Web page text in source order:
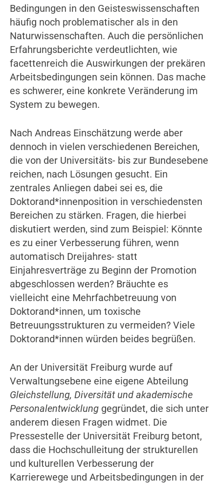
Bedingungen in den Geisteswissenschaften
häufig noch problematischer als in den
Naturwissenschaften. Auch die persönlichen
Erfahrungsberichte verdeutlichten, wie
facettenreich die Auswirkungen der prekären
Arbeitsbedingungen sein können. Das mache
es schwerer, eine konkrete Veränderung im
System zu bewegen.
Nach Andreas Einschätzung werde aber
dennoch in vielen verschiedenen Bereichen,
die von der Universitäts- bis zur Bundesebene
reichen, nach Lösungen gesucht. Ein
zentrales Anliegen dabei sei es, die
Doktorand*innenposition in verschiedensten
Bereichen zu stärken. Fragen, die hierbei
diskutiert werden, sind zum Beispiel: Könnte
es zu einer Verbesserung führen, wenn
automatisch Dreijahres- statt
Einjahresverträge zu Beginn der Promotion
abgeschlossen werden? Bräuchte es
vielleicht eine Mehrfachbetreuung von
Doktorand*innen, um toxische
Betreuungsstrukturen zu vermeiden? Viele
Doktorand*innen würden beides begrüßen.
An der Universität Freiburg wurde auf
Verwaltungsebene eine eigene Abteilung
Gleichstellung, Diversität und akademische
Personalentwicklung gegründet, die sich unter
anderem diesen Fragen widmet. Die
Pressestelle der Universität Freiburg betont,
dass die Hochschulleitung der strukturellen
und kulturellen Verbesserung der
Karrierewege und Arbeitsbedingungen in der